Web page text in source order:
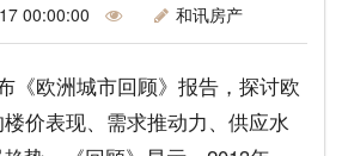
00:00:00 和讯房产
《欧洲城市回顾》报告，探讨欧
价表现、需求推动力、供应水